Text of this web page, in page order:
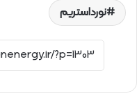
نورداستریم